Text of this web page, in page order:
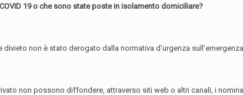
19 o che sono state poste in isolamento domiciliare?
non è stato derogato dalla normativa d’urgenza
non possono diffondere, attraverso siti web o altri canali, i